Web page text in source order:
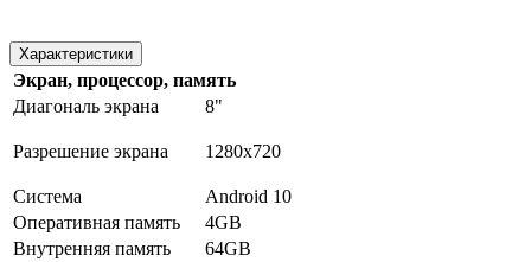
Характеристики
Экран, процессор, память
Диагональ экрана
8"
Разрешение экрана 1280х720
Система
Android 10
Оперативная память
4GB
Внутренняя память
64GB